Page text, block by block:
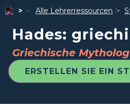
Alle Lehrerressourcen
Hades:
Griechische
ERSTELLEN SIE EIN